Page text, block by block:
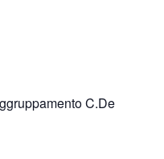
C.De